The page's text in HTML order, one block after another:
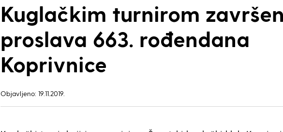
Kuglačkim turnirom
proslava 663. rođendana
Koprivnice
Objavljeno: 19.11.2019.